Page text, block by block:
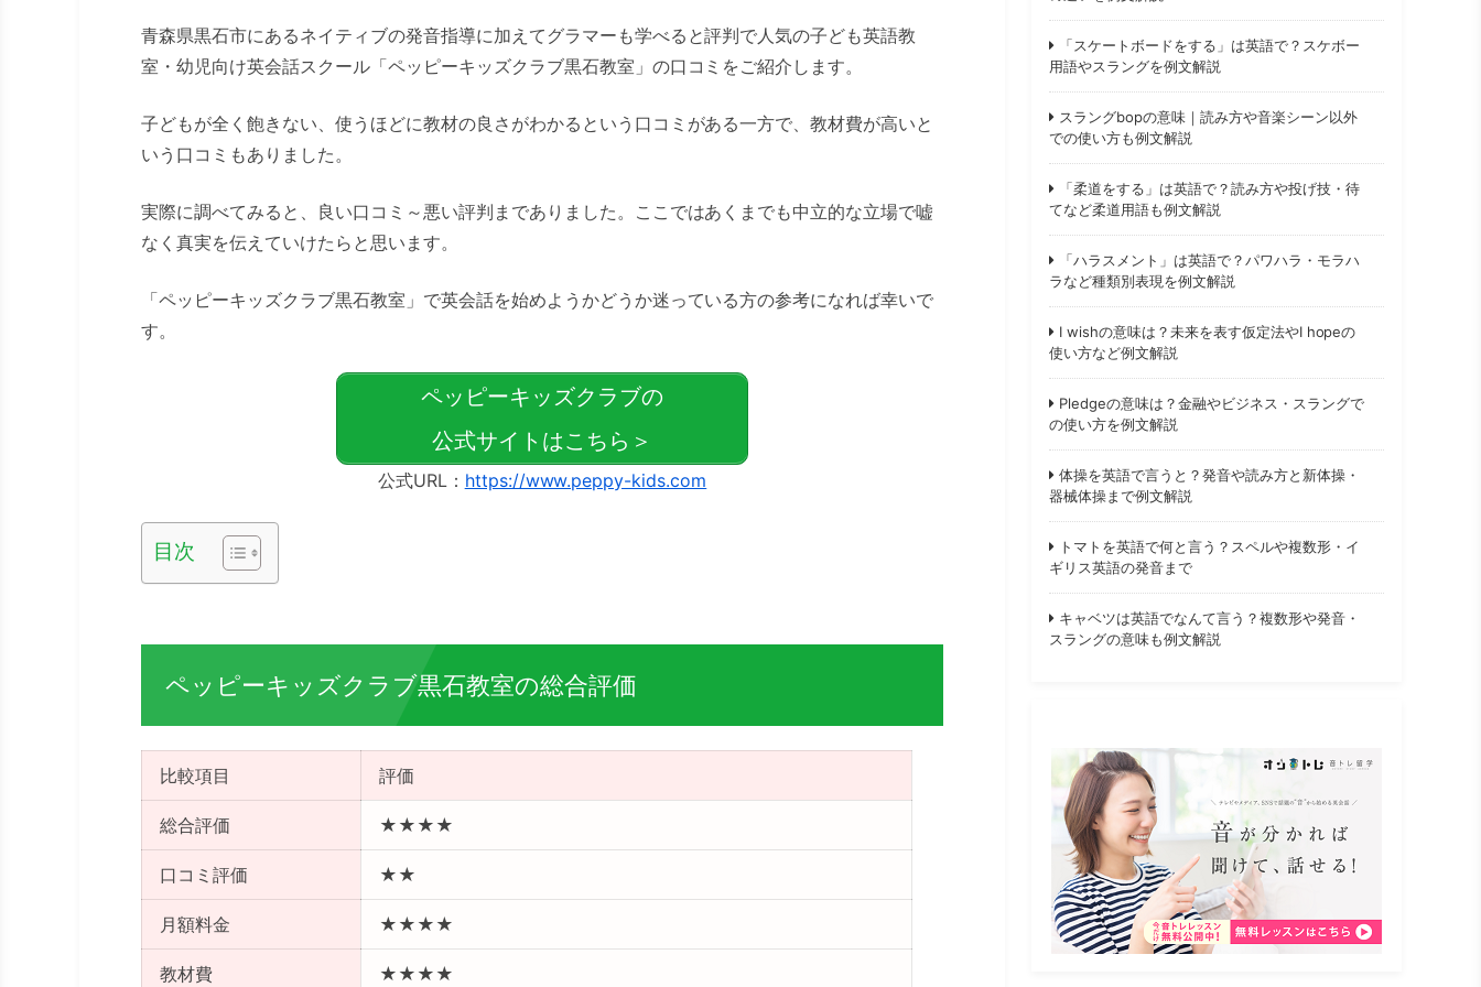
青森県黒石市にあるネイティブの発音指導に加えてグラマーも学べると評判で人気の子ども英語教
室・幼児向け英会話スクール「ペッピーキッズクラブ黒石教室」の口コミをご紹介します。
子どもが全く飽きない、使うほどに教材の良さがわかるという口コミがある一方で、教材費が高いと
いう口コミもありました。
実際に調べてみると、良い口コミ～悪い評判までありました。ここではあくまでも中立的な立場で嘘
なく真実を伝えていけたらと思います。
「ペッピーキッズクラブ黒石教室」で英会話を始めようかどうか迷っている方の参考になれば幸いで
す。
ペッピーキッズクラブの
公式サイトはこちら＞
公式URL： https://www.peppy-kids.com
目次
ペッピーキッズクラブ黒石教室の総合評価
比較項目 評価
総合評価 ★★★★
口コミ評価 ★★
月額料金 ★★★★
教材費 ★★★★
「スケートボードをする」は英語で？スケボー
用語やスラングを例文解説
スラングbopの意味｜読み方や音楽シーン以外
での使い方も例文解説
「柔道をする」は英語で？読み方や投げ技・待
てなど柔道用語も例文解説
「ハラスメント」は英語で？パワハラ・モラハ
ラなど種類別表現を例文解説
I wishの意味は？未来を表す仮定法やI hopeの
使い方など例文解説
Pledgeの意味は？金融やビジネス・スラングで
の使い方を例文解説
体操を英語で言うと？発音や読み方と新体操・
器械体操まで例文解説
トマトを英語で何と言う？スペルや複数形・イ
ギリス英語の発音まで
キャベツは英語でなんて言う？複数形や発音・
スラングの意味も例文解説